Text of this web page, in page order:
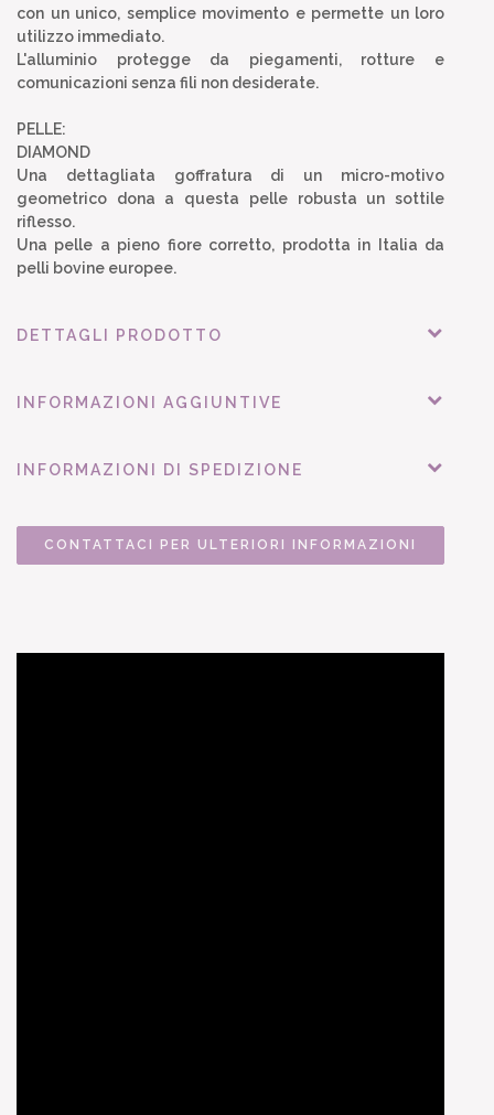
con un unico, semplice movimento e permette un loro
utilizzo immediato.
L'alluminio protegge da piegamenti, rotture e
comunicazioni senza fili non desiderate.
PELLE:
DIAMOND
Una dettagliata goffratura di un micro-motivo
geometrico dona a questa pelle robusta un sottile
riflesso.
Una pelle a pieno fiore corretto, prodotta in Italia da
pelli bovine europee.
DETTAGLI PRODOTTO
INFORMAZIONI AGGIUNTIVE
INFORMAZIONI DI SPEDIZIONE
CONTATTACI PER ULTERIORI INFORMAZIONI